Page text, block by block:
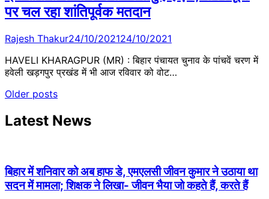
पर चल रहा शांतिपूर्वक मतदान
Rajesh Thakur24/10/202124/10/2021
HAVELI KHARAGPUR (MR) : बिहार पंचायत चुनाव के पांचवें चरण में
हवेली खड़गपुर प्रखंड में भी आज रविवार को वोट…
Posts
navigation
Older posts
Latest News
बिहार में शनिवार को अब हाफ डे, एमएलसी जीवन कुमार ने उठाया था
सदन में मामला; शिक्षक ने लिखा- जीवन भैया जो कहते हैं, करते हैं